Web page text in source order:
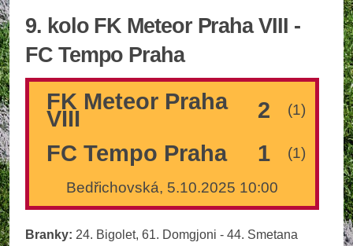
9. kolo FK Meteor Praha VIII -
FC Tempo Praha
FK Meteor Praha
VIII 2 (1)
FC Tempo Praha 1 (1)
Bedřichovská, 5.10.2025 10:00
Branky: 24. Bigolet, 61. Domgjoni - 44. Smetana